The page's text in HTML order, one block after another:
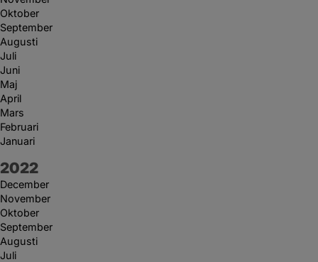
Oktober
September
Augusti
Juli
Juni
Maj
April
Mars
Februari
Januari
År:
2022
December
November
Oktober
September
Augusti
Juli